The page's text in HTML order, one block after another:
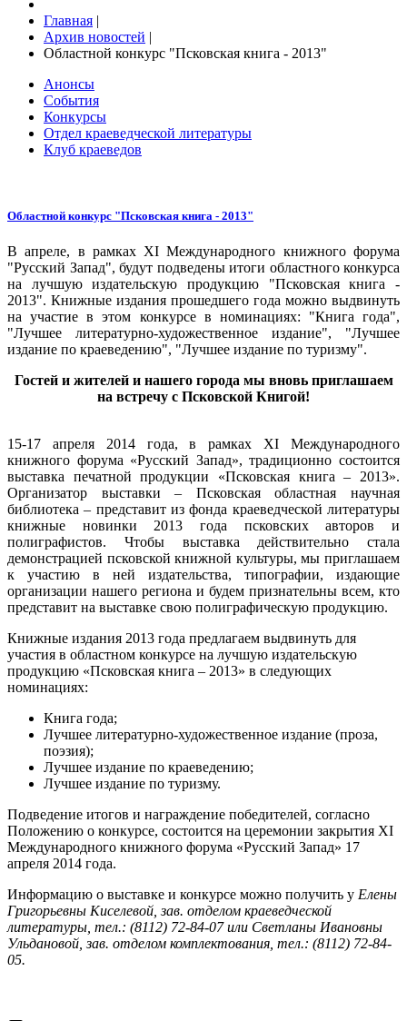
Главная |
Архив новостей |
Областной конкурс "Псковская книга - 2013"
Анонсы
События
Конкурсы
Отдел краеведческой литературы
Клуб краеведов
Областной конкурс "Псковская книга - 2013"
В апреле, в рамках XI Международного книжного форума
"Русский Запад", будут подведены итоги областного конкурса
на лучшую издательскую продукцию "Псковская книга -
2013". Книжные издания прошедшего года можно выдвинуть
на участие в этом конкурсе в номинациях: "Книга года",
"Лучшее литературно-художественное издание", "Лучшее
издание по краеведению", "Лучшее издание по туризму".
Гостей и жителей и нашего города мы вновь приглашаем
на встречу с Псковской Книгой!
15-17 апреля 2014 года, в рамках XI Международного
книжного форума «Русский Запад», традиционно состоится
выставка печатной продукции «Псковская книга – 2013».
Организатор выставки – Псковская областная научная
библиотека – представит из фонда краеведческой литературы
книжные новинки 2013 года псковских авторов и
полиграфистов. Чтобы выставка действительно стала
демонстрацией псковской книжной культуры, мы приглашаем
к участию в ней издательства, типографии, издающие
организации нашего региона и будем признательны всем, кто
представит на выставке свою полиграфическую продукцию.
Книжные издания 2013 года предлагаем выдвинуть для
участия в областном конкурсе на лучшую издательскую
продукцию «Псковская книга – 2013» в следующих
номинациях:
Книга года;
Лучшее литературно-художественное издание (проза,
поэзия);
Лучшее издание по краеведению;
Лучшее издание по туризму.
Подведение итогов и награждение победителей, согласно
Положению о конкурсе, состоится на церемонии закрытия XI
Международного книжного форума «Русский Запад» 17
апреля 2014 года.
Информацию о выставке и конкурсе можно получить у Елены
Григорьевны Киселевой, зав. отделом краеведческой
литературы, тел.: (8112) 72-84-07 или Светланы Ивановны
Ульдановой, зав. отделом комплектования, тел.: (8112) 72-84-
05.